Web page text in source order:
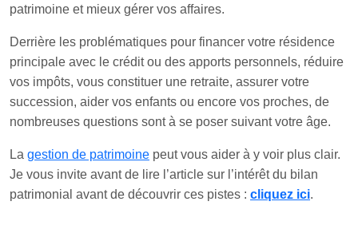
patrimoine et mieux gérer vos affaires.
Derrière les problématiques pour financer votre résidence
principale avec le crédit ou des apports personnels, réduire
vos impôts, vous constituer une retraite, assurer votre
succession, aider vos enfants ou encore vos proches, de
nombreuses questions sont à se poser suivant votre âge.
La gestion de patrimoine peut vous aider à y voir plus clair.
Je vous invite avant de lire l’article sur l’intérêt du bilan
patrimonial avant de découvrir ces pistes : cliquez ici.